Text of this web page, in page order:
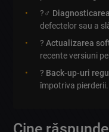
?️‍♂️
defectelor sau a
?️Actualizarea
recente versiuni
? Back-up-uri
împotriva pierderii.